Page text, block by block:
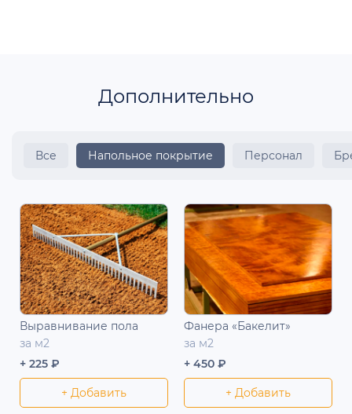
Дополнительно
Все Напольное покрытие Персонал
Выравнивание пола
за м2
+ 225 ₽
+ Добавить
Фанера «Бакелит»
за м2
+ 450 ₽
+ Добавить